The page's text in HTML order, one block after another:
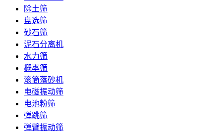
除土筛
盘选筛
砂石筛
泥石分离机
水力筛
概率筛
滚筒落砂机
电磁振动筛
电池粉筛
弹跳筛
弹臂振动筛